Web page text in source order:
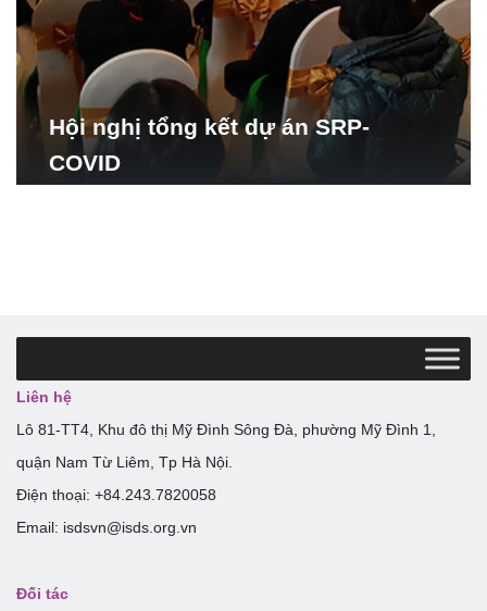
Hội nghị tổng kết dự án SRP-
COVID
Liên hệ
Lô 81-TT4, Khu đô thị Mỹ Đình Sông Đà, phường Mỹ Đình 1,
quận Nam Từ Liêm, Tp Hà Nội.
Điện thoại: +84.243.7820058
Email: isdsvn@isds.org.vn
Đối tác